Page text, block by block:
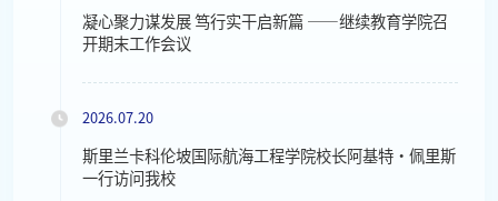
凝心聚力谋发展 笃行实干启新篇 ——继续教育学院召
开期末工作会议
2026.07.20
斯里兰卡科伦坡国际航海工程学院校长阿基特・佩里斯
一行访问我校